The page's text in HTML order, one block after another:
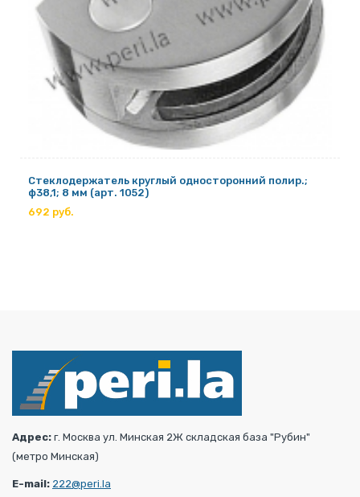
Стеклодержатель круглый односторонний полир.;
ф38,1; 8 мм (арт. 1052)
692 руб.
Адрес: г. Москва ул. Минская 2Ж складская база "Рубин"
(метро Минская)
E-mail: 222@peri.la